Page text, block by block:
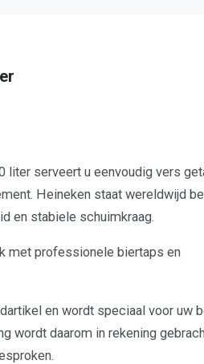
liter serveert u eenvoudig vers
Heineken staat wereldwijd
en stabiele schuimkraag.
met professionele biertaps en
en wordt speciaal voor uw
wordt daarom in rekening